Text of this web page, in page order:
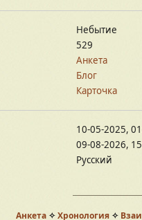
Небытие
529
Анкета
Блог
Карточка
10-05-2025,
09-08-2026,
Русский
Анкета ✧Хронология ✧